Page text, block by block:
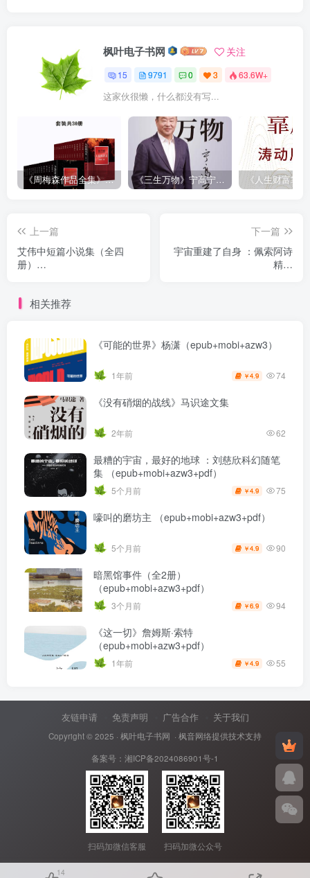
枫叶电子书网 关注
15 9791 0 3 63.6W+
这家伙很懒，什么都没有写...
《周梅森作品全集》[共30册] 《三生万物》宁高宁（epub+mobi+azw3+pdf）
上一篇
艾伟中短篇小说集（全四
册）
下一篇
宇宙重建了自身 ：佩索阿诗
精选
相关推荐
《可能的世界》杨潇（epub+mobi+azw3）
1年前 ￥4.9 74
《没有硝烟的战线》马识途文集
2年前 62
最糟的宇宙，最好的地球 ：刘慈欣科幻随笔
集 （epub+mobi+azw3+pdf）
5个月前 ￥4.9 75
嚎叫的磨坊主 （epub+mobi+azw3+pdf）
5个月前 ￥4.9 90
暗黑馆事件（全2册）
（epub+mobi+azw3+pdf）
3个月前 ￥6.9 94
《这一切》詹姆斯·索特
（epub+mobi+azw3+pdf）
1年前 ￥4.9 55
友链申请 免责声明 广告合作 关于我们
Copyright © 2025 · 枫叶电子书网 · 枫音网络提供技术支持
备案号： 湘ICP备2024086901号-1
扫码加微信客服 扫码加微公众号
14